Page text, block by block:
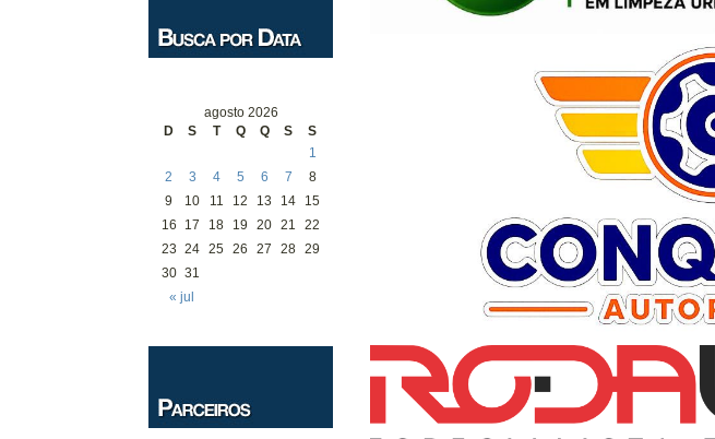
agosto 2026
D
S T Q Q S S
« jul
1
2
3 4 5 6 7
8
9
10 11 12 13 14
15
16
17 18 19 20 21
22
23 24 25 26 27 28 29
30 31